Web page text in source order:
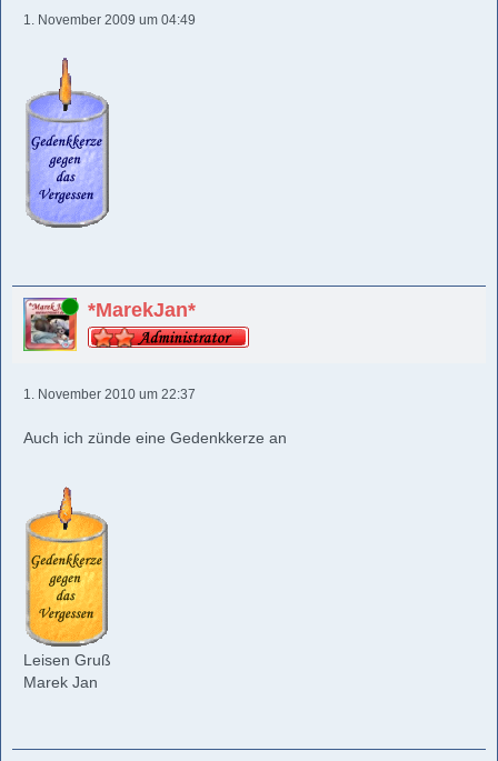
1. November 2009 um 04:49
Online *MarekJan*
1. November 2010 um 22:37
Auch ich zünde eine Gedenkkerze an
Leisen Gruß
Marek Jan